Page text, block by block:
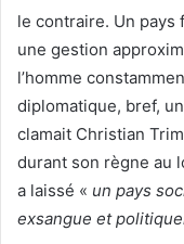
le contraire. Un pays
une gestion
l’homme
diplomatique, bref,
clamait Christian
durant son règne au
a laissé « un pays
exsangue et